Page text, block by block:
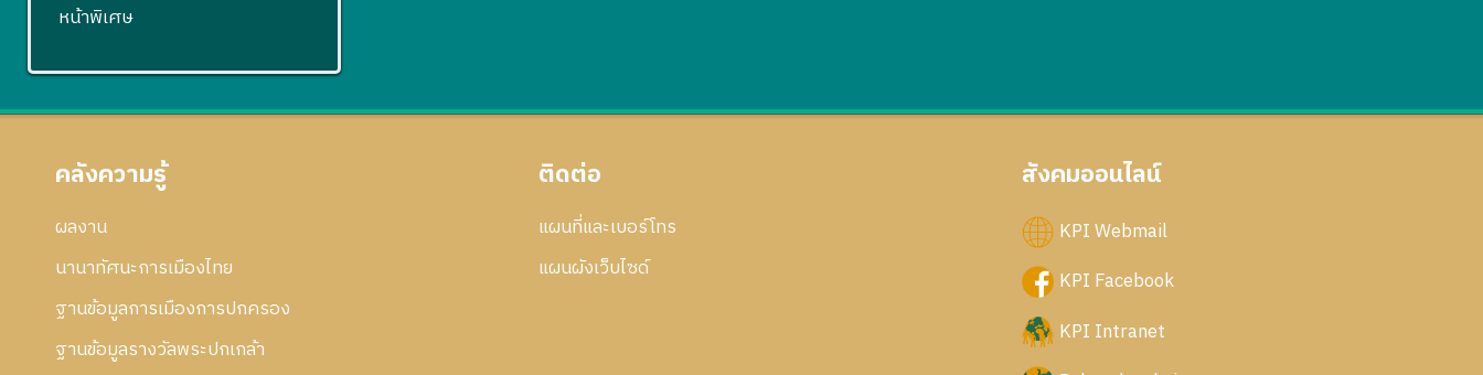
หน้าพิเศษ
คลังความรู้
ผลงาน
นานาทัศนะการเมืองไทย
ฐานข้อมูลการเมืองการปกครอง
ฐานข้อมูลรางวัลพระปกเกล้า
ติดต่อ
แผนที่และเบอร์โทร
แผนผังเว็บไซด์
สังคมออนไลน์
KPI Webmail
KPI Facebook
KPI Intranet